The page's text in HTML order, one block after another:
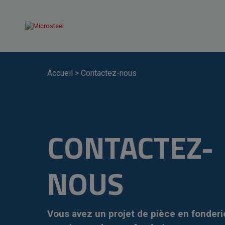
Accueil >Contactez-nous
CONTACTEZ-
NOUS
Vous avez un projet de pièce en